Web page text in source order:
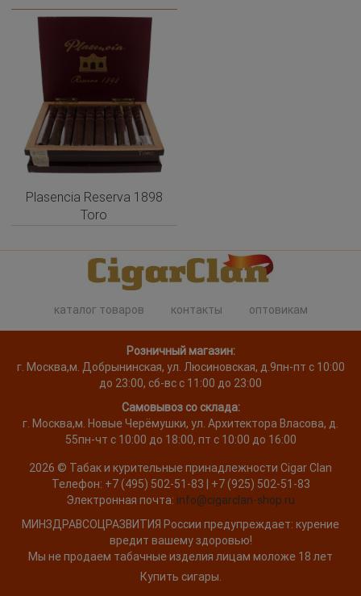
Plasencia Reserva 1898
Toro
каталог товаров контакты оптовикам
Розничный магазин:
г. Москва,м. Добрынинская, ул. Люсиновская, д.9пн-пт с 10:00
до 23:00, сб-вс с 11:00 до 23:00
Самовывоз со склада:
г. Москва,м. Новые Черёмушки, ул. Архитектора Власова, д.
55пн-чт с 10:00 до 18:00, пт с 10:00 до 16:00
2026 © Табак и курительные принадлежности Cigar Clan
Телефон: +7 (495) 502-51-83 | +7 (925) 502-51-83
Электронная почта: info@cigarclan-shop.ru
МИНЗДРАВСОЦРАЗВИТИЯ России предупреждает: курение
вредит вашему здоровью!
Мы не продаем табачные изделия лицам моложе 18 лет
Купить сигары.